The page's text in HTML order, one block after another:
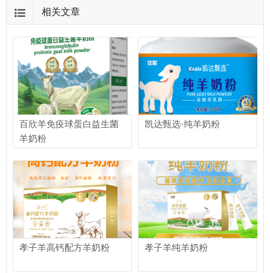
相关文章
百欣羊免疫球蛋白益生菌
羊奶粉
凯达甄选·纯羊奶粉
孝子羊高钙配方羊奶粉 孝子羊纯羊奶粉